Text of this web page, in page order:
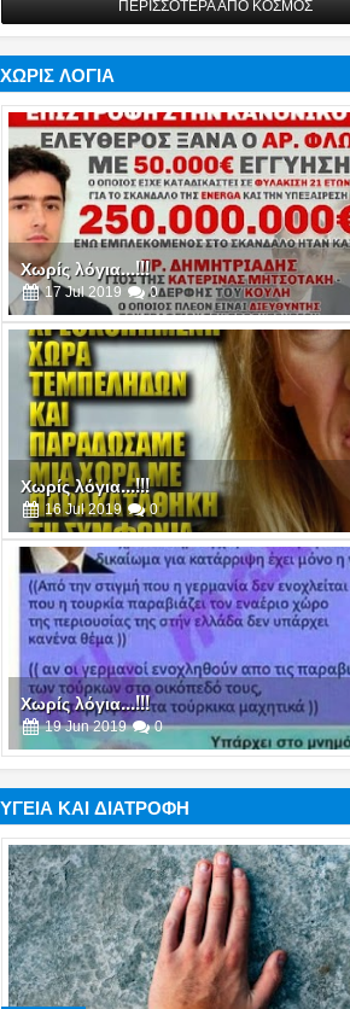
Η Τουρκία αποκάλυψε την
Yildirimhan ακτίνας δράσης
(video)
06 May 2026 0
Πυρά στο δείπνο
Λευκού Οίκου -
Τραμπ
26Apr 2026 0
ΠΕΡΙΣΣΟΤΕΡΑ ΑΠΟ ΚΟΣΜΟΣ
ΧΩΡΙΣ ΛΟΓΙΑ
Χωρίς λόγια...!!!
17 Jul 2019 0
Χωρίς λόγια...!!!
2019 0
Χωρίς λόγια...!!!
19 Jun 2019 0
Χωρίς λόγια...!!!
2019
Χωρίς λόγια...!!!
21 Mar 2019 0
ΥΓΕΙΑ ΚΑΙ ΔΙΑΤΡΟΦΗ